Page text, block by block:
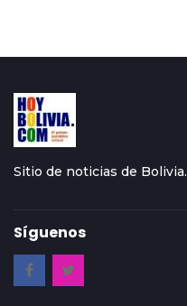
Sitio de noticias de Bolivia.
Síguenos